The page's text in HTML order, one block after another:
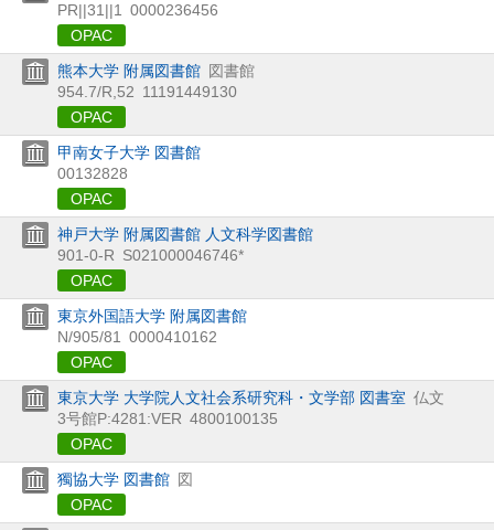
PR||31||1
0000236456
OPAC
熊本大学 附属図書館 図書館
954.7/R,52 11191449130
OPAC
甲南女子大学 図書館
00132828
OPAC
神戸大学 附属図書館 人文科学図書館
901-0-R S021000046746*
OPAC
東京外国語大学 附属図書館
N/905/81
0000410162
OPAC
東京大学 大学院人文社会系研究科・文学部 図書室 仏文
3号館P:4281:VER 4800100135
OPAC
獨協大学 図書館 図
OPAC